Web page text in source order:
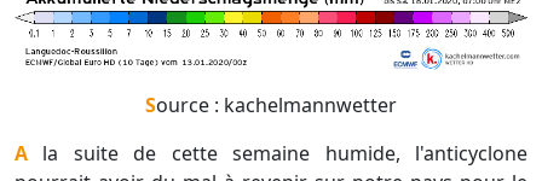
Source : kachelmannwetter
A la suite de cette semaine humide, l'anticyclone